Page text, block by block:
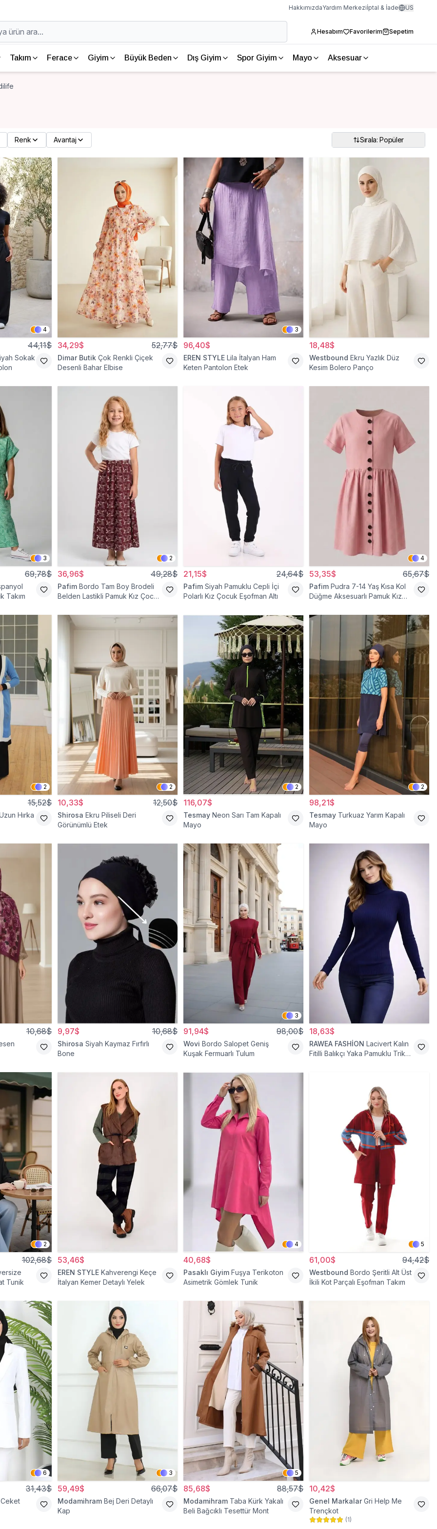
HakkımızdaYardım Merkeziİptal & İade US
Hesabım Favorilerim Sepetim
Takım Ferace Giyim Büyük Beden Dış Giyim Spor Giyim Mayo Aksesuar
Renk Avantaj Sırala: Popüler
4
44,11$
Sokak
34,29$ 52,77$
Dimar Butik Çok Renkli Çiçek
Desenli Bahar Elbise
3
96,40$
EREN STYLE Lila İtalyan Ham
Keten Pantolon Etek
18,48$
Westbound Ekru Yazlık Düz
Kesim Bolero Panço
3
69,78$
Takım
2
36,96$ 49,28$
Pafim Bordo Tam Boy Brodeli
Belden Lastikli Pamuk Kız Çocuk
21,15$ 24,64$
Pafim Siyah Pamuklu Cepli İçi
Polarlı Kız Çocuk Eşofman Altı
4
53,35$ 65,67$
Pafim Pudra 7-14 Yaş Kısa Kol
Düğme Aksesuarlı Pamuk Kız
2
15,52$
Hırka
2
10,33$ 12,50$
Shirosa Ekru Piliseli Deri
Görünümlü Etek
2
116,07$
Tesmay Neon Sarı Tam Kapalı
Mayo
2
98,21$
Tesmay Turkuaz Yarım Kapalı
Mayo
10,68$ 9,97$ 10,68$
Shirosa Siyah Kaymaz Fırfırlı
Bone
3
91,94$ 98,00$
Wovi Bordo Salopet Geniş
Kuşak Fermuarlı Tulum
18,63$
RAWEA FASHİON Lacivert Kalın
Fitilli Balıkçı Yaka Pamuklu Triko
2
102,68$
Tunik
53,46$
EREN STYLE Kahverengi Keçe
İtalyan Kemer Detaylı Yelek
4
40,68$
Pasaklı Giyim Fuşya Terikoton
Asimetrik Gömlek Tunik
5
61,00$ 94,42$
Westbound Bordo Şeritli Alt Üst
İkili Kot Parçalı Eşofman Takım
6
31,43$
3
59,49$ 66,07$
Modamihram Bej Deri Detaylı
Kap
5
85,68$ 88,57$
Modamihram Taba Kürk Yakalı
Beli Bağcıklı Tesettür Mont
10,42$
Genel Markalar Gri Help Me
Trençkot
(1)